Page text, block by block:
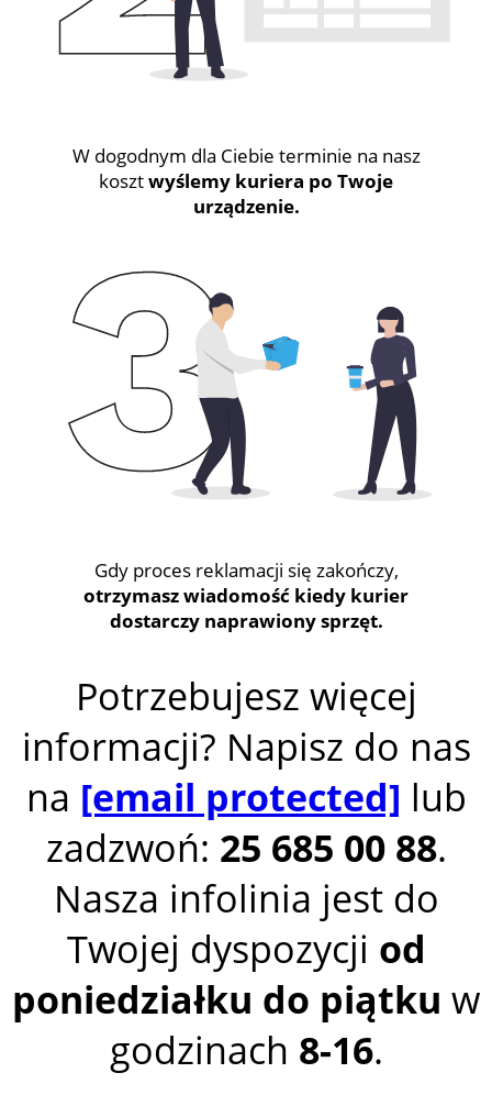
W dogodnym dla Ciebie terminie na nasz
kosztwyślemy kuriera po Twoje
urządzenie.
Gdy proces reklamacji się zakończy,
otrzymasz wiadomość kiedy kurier
dostarczy naprawiony sprzęt.
Potrzebujesz więcej
informacji? Napisz do nas
na [email protected] lub
zadzwoń: 25 685 00 88.
Nasza infolinia jest do
Twojej dyspozycji od
poniedziałku do piątku w
godzinach 8-16.